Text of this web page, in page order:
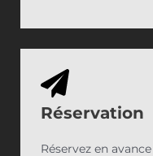
Réservation
Réservez en